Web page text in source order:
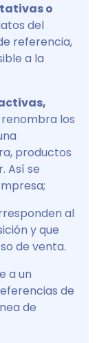
o
del
referencia,
a la
los
productos
Así se
al
y que
de venta.
a un
de
de